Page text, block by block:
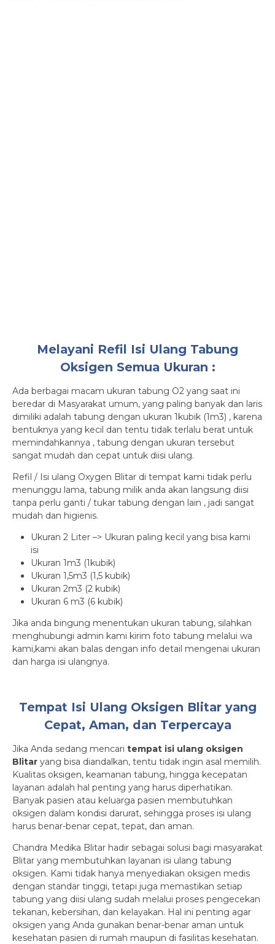
Melayani Refil Isi Ulang Tabung
Oksigen Semua Ukuran :
Ada berbagai macam ukuran tabung O2 yang saat ini
beredar di Masyarakat umum, yang paling banyak dan laris
dimiliki adalah tabung dengan ukuran 1kubik (1m3) , karena
bentuknya yang kecil dan tentu tidak terlalu berat untuk
memindahkannya , tabung dengan ukuran tersebut
sangat mudah dan cepat untuk diisi ulang.
Refil / Isi ulang Oxygen Blitar di tempat kami tidak perlu
menunggu lama, tabung milik anda akan langsung diisi
tanpa perlu ganti / tukar tabung dengan lain , jadi sangat
mudah dan higienis.
Ukuran 2 Liter –> Ukuran paling kecil yang bisa kami
isi
Ukuran 1m3 (1kubik)
Ukuran 1,5m3 (1,5 kubik)
Ukuran 2m3 (2 kubik)
Ukuran 6 m3 (6 kubik)
Jika anda bingung menentukan ukuran tabung, silahkan
menghubungi admin kami kirim foto tabung melalui wa
kami,kami akan balas dengan info detail mengenai ukuran
dan harga isi ulangnya.
Tempat Isi Ulang Oksigen Blitar yang
Cepat, Aman, dan Terpercaya
Jika Anda sedang mencari tempat isi ulang oksigen
Blitar yang bisa diandalkan, tentu tidak ingin asal memilih.
Kualitas oksigen, keamanan tabung, hingga kecepatan
layanan adalah hal penting yang harus diperhatikan.
Banyak pasien atau keluarga pasien membutuhkan
oksigen dalam kondisi darurat, sehingga proses isi ulang
harus benar-benar cepat, tepat, dan aman.
Chandra Medika Blitar hadir sebagai solusi bagi masyarakat
Blitar yang membutuhkan layanan isi ulang tabung
oksigen. Kami tidak hanya menyediakan oksigen medis
dengan standar tinggi, tetapi juga memastikan setiap
tabung yang diisi ulang sudah melalui proses pengecekan
tekanan, kebersihan, dan kelayakan. Hal ini penting agar
oksigen yang Anda gunakan benar-benar aman untuk
kesehatan pasien di rumah maupun di fasilitas kesehatan.